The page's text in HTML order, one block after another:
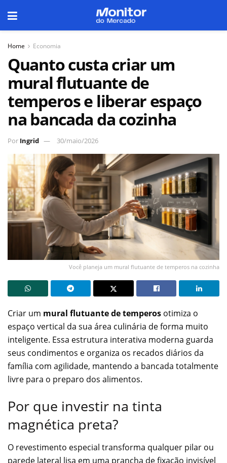
Home Economia
Quanto custa criar um
mural flutuante de
temperos e liberar espaço
na bancada da cozinha
Por Ingrid 30/maio/2026
Você planeja um mural flutuante de temperos na cozinha
Criar um mural flutuante de temperos otimiza o
espaço vertical da sua área culinária de forma muito
inteligente. Essa estrutura interativa moderna guarda
seus condimentos e organiza os recados diários da
família com agilidade, mantendo a bancada totalmente
livre para o preparo dos alimentos.
Por que investir na tinta
magnética preta?
O revestimento especial transforma qualquer pilar ou
parede lateral lisa em uma prancha de fixação invisível